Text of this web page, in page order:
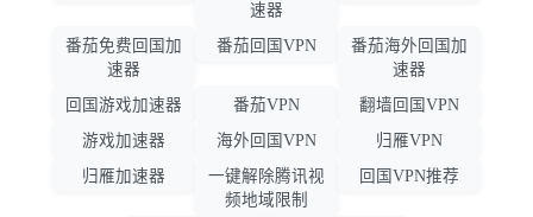
速器
番茄免费回国加
速器
番茄回国VPN
番茄海外回国加
速器
回国游戏加速器
番茄VPN
翻墙回国VPN
游戏加速器
海外回国VPN
归雁VPN
归雁加速器
一键解除腾讯视
频地域限制
回国VPN推荐